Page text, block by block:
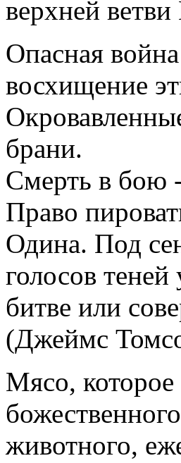
верхней
Опасная
восхищение
брани.
Смерть в бою
Право
Одина. Под
голосов
битве или
(Джеймс
Мясо,
животного,